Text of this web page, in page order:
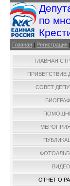
по
Главная | Регистрация |
ГЛАВНАЯ
ПРИВЕТСТВИЕ
СОВЕТ
ВИДЕО
ОТЧЕТ О